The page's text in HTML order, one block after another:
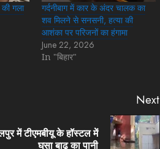
गला
गर्दनीबाग में कार के अंदर चालक का
शव मिलने से सनसनी, हत्या की
आशंका पर परिजनों का हंगामा
June 22, 2026
In "बिहार"
Next
में टीएमबीयू के हॉस्टल में
घुसा बाढ़ का पानी